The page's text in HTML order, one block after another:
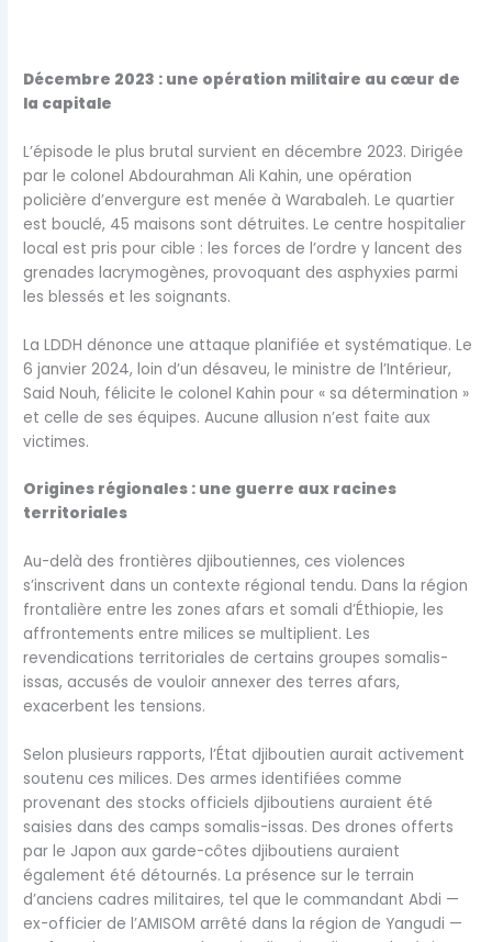
Décembre 2023 : une opération militaire au cœur de
la capitale
L’épisode le plus brutal survient en décembre 2023. Dirigée
par le colonel Abdourahman Ali Kahin, une opération
policière d’envergure est menée à Warabaleh. Le quartier
est bouclé, 45 maisons sont détruites. Le centre hospitalier
local est pris pour cible : les forces de l’ordre y lancent des
grenades lacrymogènes, provoquant des asphyxies parmi
les blessés et les soignants.
La LDDH dénonce une attaque planifiée et systématique. Le
6 janvier 2024, loin d’un désaveu, le ministre de l’Intérieur,
Said Nouh, félicite le colonel Kahin pour « sa détermination »
et celle de ses équipes. Aucune allusion n’est faite aux
victimes.
Origines régionales : une guerre aux racines
territoriales
Au-delà des frontières djiboutiennes, ces violences
s’inscrivent dans un contexte régional tendu. Dans la région
frontalière entre les zones afars et somali d’Éthiopie, les
affrontements entre milices se multiplient. Les
revendications territoriales de certains groupes somalis-
issas, accusés de vouloir annexer des terres afars,
exacerbent les tensions.
Selon plusieurs rapports, l’État djiboutien aurait activement
soutenu ces milices. Des armes identifiées comme
provenant des stocks officiels djiboutiens auraient été
saisies dans des camps somalis-issas. Des drones offerts
par le Japon aux garde-côtes djiboutiens auraient
également été détournés. La présence sur le terrain
d’anciens cadres militaires, tel que le commandant Abdi —
ex-officier de l’AMISOM arrêté dans la région de Yangudi —